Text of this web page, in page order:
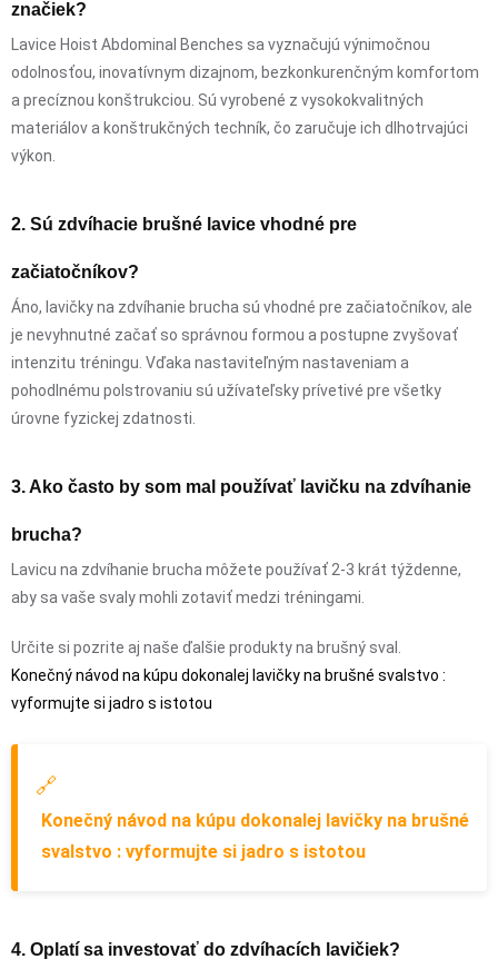
značiek?
Lavice Hoist Abdominal Benches sa vyznačujú výnimočnou
odolnosťou, inovatívnym dizajnom, bezkonkurenčným komfortom
a precíznou konštrukciou. Sú vyrobené z vysokokvalitných
materiálov a konštrukčných techník, čo zaručuje ich dlhotrvajúci
výkon.
2. Sú zdvíhacie brušné lavice vhodné pre
začiatočníkov?
Áno, lavičky na zdvíhanie brucha sú vhodné pre začiatočníkov, ale
je nevyhnutné začať so správnou formou a postupne zvyšovať
intenzitu tréningu. Vďaka nastaviteľným nastaveniam a
pohodlnému polstrovaniu sú užívateľsky prívetivé pre všetky
úrovne fyzickej zdatnosti.
3. Ako často by som mal používať lavičku na zdvíhanie
brucha?
Lavicu na zdvíhanie brucha môžete používať 2-3 krát týždenne,
aby sa vaše svaly mohli zotaviť medzi tréningami.
Určite si pozrite aj naše ďalšie produkty na brušný sval.
Konečný návod na kúpu dokonalej lavičky na brušné svalstvo :
vyformujte si jadro s istotou
🔗
Konečný návod na kúpu dokonalej lavičky na brušné
svalstvo : vyformujte si jadro s istotou
4. Oplatí sa investovať do zdvíhacích lavičiek?